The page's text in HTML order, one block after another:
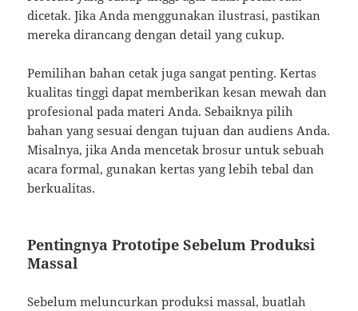
dicetak. Jika Anda menggunakan ilustrasi, pastikan
mereka dirancang dengan detail yang cukup.
Pemilihan bahan cetak juga sangat penting. Kertas
kualitas tinggi dapat memberikan kesan mewah dan
profesional pada materi Anda. Sebaiknya pilih
bahan yang sesuai dengan tujuan dan audiens Anda.
Misalnya, jika Anda mencetak brosur untuk sebuah
acara formal, gunakan kertas yang lebih tebal dan
berkualitas.
Pentingnya Prototipe Sebelum Produksi
Massal
Sebelum meluncurkan produksi massal, buatlah